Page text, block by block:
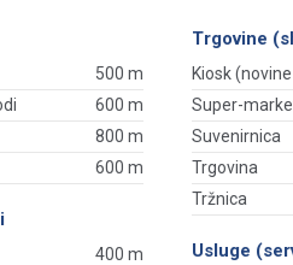
500 m
600 m
800 m
600 m
400 m
Trgovine
Kiosk
Super-
Suvenirnica
Trgovina
Tržnica
Usluge